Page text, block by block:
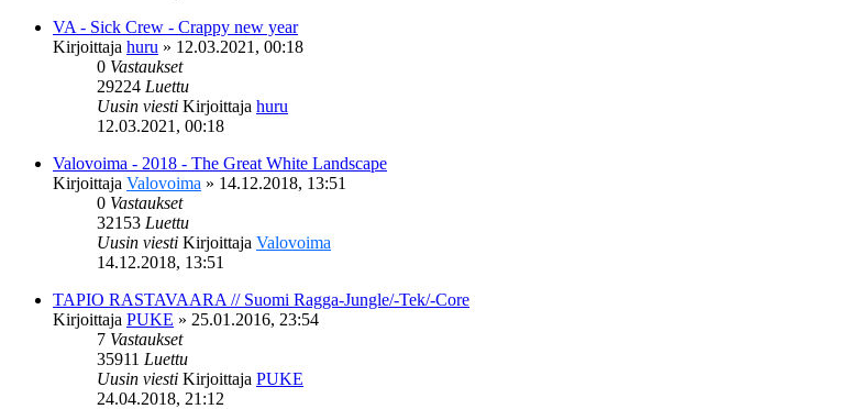
VA - Sick Crew - Crappy new year
Kirjoittaja huru » 12.03.2021, 00:18
0 Vastaukset
29224 Luettu
Uusin viesti Kirjoittaja huru
12.03.2021, 00:18
Valovoima - 2018 - The Great White Landscape
Kirjoittaja Valovoima » 14.12.2018, 13:51
0 Vastaukset
32153 Luettu
Uusin viesti Kirjoittaja Valovoima
14.12.2018, 13:51
TAPIO RASTAVAARA // Suomi Ragga-Jungle/-Tek/-Core
Kirjoittaja PUKE » 25.01.2016, 23:54
7 Vastaukset
35911 Luettu
Uusin viesti Kirjoittaja PUKE
24.04.2018, 21:12